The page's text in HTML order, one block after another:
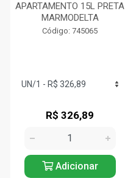
APARTAMENTO 15L PRETA
MARMODELTA
Código: 745065
R$ 326,89
Adicionar